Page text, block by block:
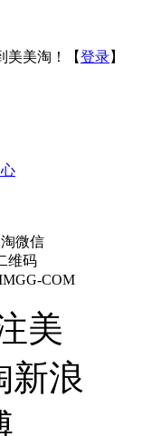
美美淘！【登录】
微信
COM